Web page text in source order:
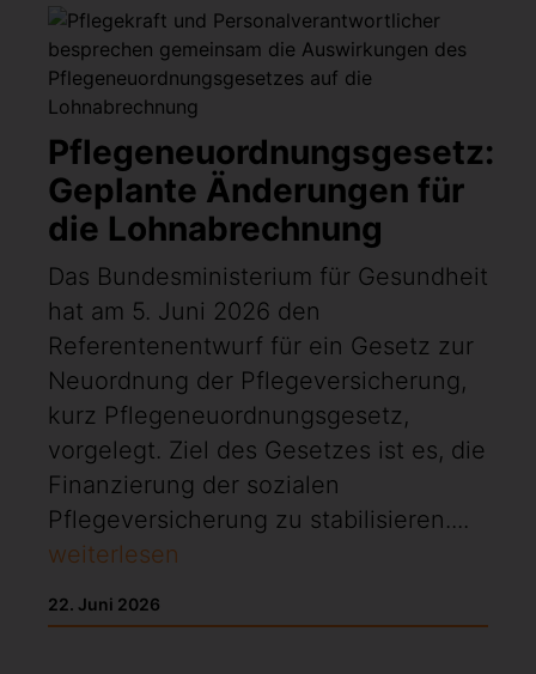
Pflegeneuordnungsgesetz:
Geplante Änderungen für
die Lohnabrechnung
Das Bundesministerium für Gesundheit
hat am 5. Juni 2026 den
Referentenentwurf für ein Gesetz zur
Neuordnung der Pflegeversicherung,
kurz Pflegeneuordnungsgesetz,
vorgelegt. Ziel des Gesetzes ist es, die
Finanzierung der sozialen
Pflegeversicherung zu stabilisieren....
weiterlesen
22. Juni 2026